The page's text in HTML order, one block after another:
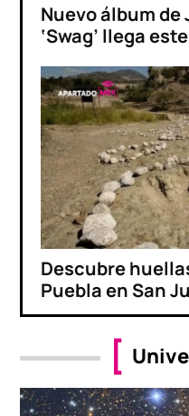
Nuevo álbum
‘Swag’ llega
Descubre
Puebla en San